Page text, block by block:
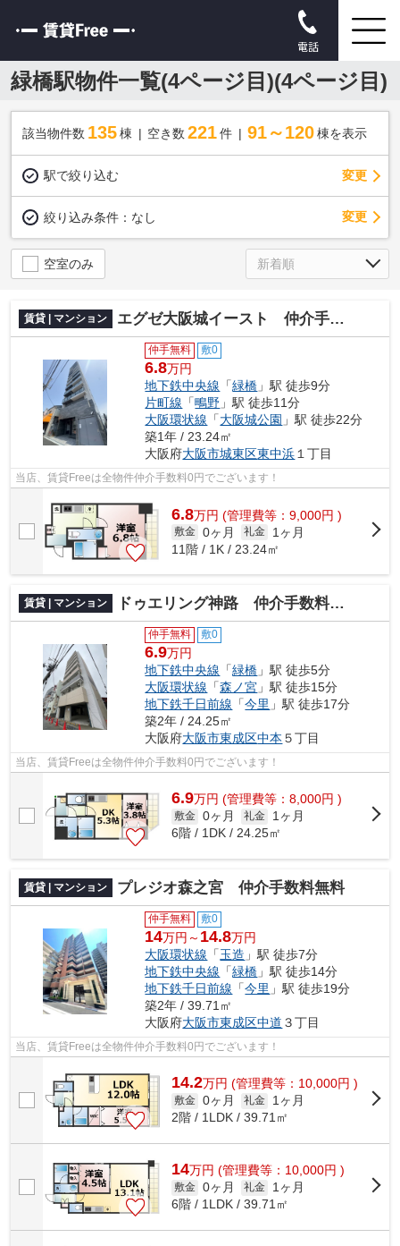
電話
緑橋駅物件一覧(4ページ目)(4ページ目)
該当物件数 135棟 空き数 221 件 91～120 棟を表示
駅で絞り込む 変更
絞り込み条件： なし 変更
空室のみ
賃貸 | マンション エグゼ大阪城イースト 仲介手数料無料
仲手無料 敷0
6.8万円
地下鉄中央線 「緑橋 」駅 徒歩9分
片町線 「鴫野 」駅 徒歩11分
大阪環状線 「大阪城公園 」駅 徒歩22分
築1年 / 23.24㎡
大阪府大阪市城東区東中浜 １丁目
当店、賃貸Freeは全物件仲介手数料0円でございます！
6.8万円 (管理費等：9,000円 )
敷金 0ヶ月 礼金
1ヶ月
11階 / 1K / 23.24㎡
賃貸 | マンション ドゥエリング神路 仲介手数料無料
仲手無料 敷0
6.9万円
地下鉄中央線 「緑橋 」駅 徒歩5分
大阪環状線 「森ノ宮 」駅 徒歩15分
地下鉄千日前線 「今里 」駅 徒歩17分
築2年 / 24.25㎡
大阪府大阪市東成区中本 ５丁目
当店、賃貸Freeは全物件仲介手数料0円でございます！
6.9万円 (管理費等：8,000円 )
敷金 0ヶ月 礼金
1ヶ月
6階 / 1DK / 24.25㎡
賃貸 | マンション プレジオ森之宮 仲介手数料無料
仲手無料 敷0
14万円～ 14.8万円
大阪環状線 「玉造 」駅 徒歩7分
地下鉄中央線 「緑橋 」駅 徒歩14分
地下鉄千日前線 「今里 」駅 徒歩19分
築2年 / 39.71㎡
大阪府大阪市東成区中道 ３丁目
当店、賃貸Freeは全物件仲介手数料0円でございます！
14.2万円 (管理費等：10,000円 )
敷金 0ヶ月 礼金
1ヶ月
2階 / 1LDK / 39.71㎡
14万円 (管理費等：10,000円 )
敷金 0ヶ月 礼金
1ヶ月
6階 / 1LDK / 39.71㎡